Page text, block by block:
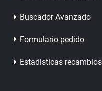
Buscador Avanzado
Formulario pedido
Estadisticas recambios